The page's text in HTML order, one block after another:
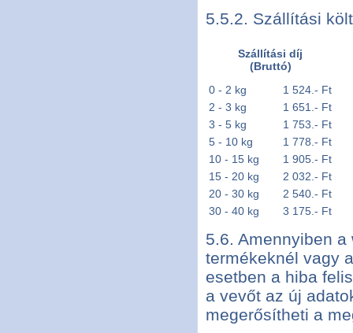
5.5.2. Szállítási
Szállítási díj
(Bruttó)
0 - 2 kg
1 524.- Ft
2 - 3 kg
1 651.- Ft
3 - 5 kg
1 753.- Ft
5 - 10 kg
1 778.- Ft
10 - 15 kg
1 905.- Ft
15 - 20 kg
2 032.- Ft
20 - 30 kg
2 540.- Ft
30 - 40 kg
3 175.- Ft
5.6. Amennyiben
termékeknél vagy
esetben a hiba
a vevőt az új
megerősítheti a